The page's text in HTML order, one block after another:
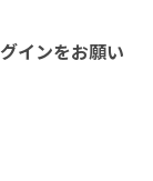
インをお願い